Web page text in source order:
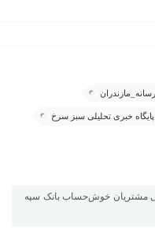
پایگاه خبری تحلیلی سبز سرخ
مشتریان خوش‌حساب بانک سپه